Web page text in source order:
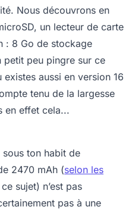
Nous découvrons en
un lecteur de carte
: 8 Go de stockage
petit peu pingre sur ce
aussi en version 16
tenu de la largesse
en effet cela...
sous ton habit de
2470 mAh (selon les
sujet) n’est pas
pas à une